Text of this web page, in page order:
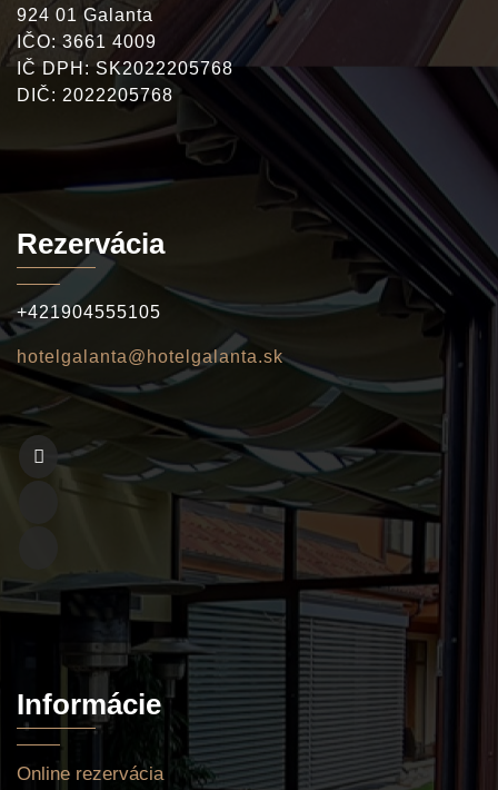
924 01 Galanta
IČO: 3661 4009
IČ DPH: SK2022205768
DIČ: 2022205768
Rezervácia
+421904555105
hotelgalanta@hotelgalanta.sk
Informácie
Online rezervácia